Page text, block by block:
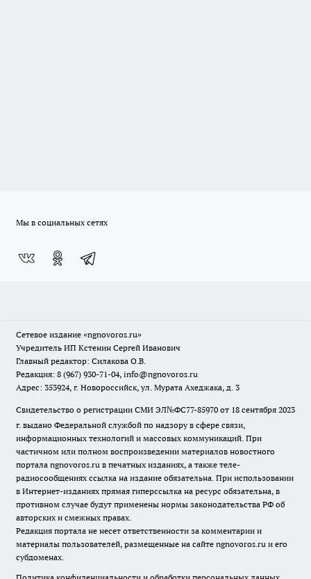
Мы в социальных сетях
Сетевое издание «ngnovoros.ru»
Учредитель ИП Кстенин Сергей Иванович
Главный редактор: Силакова О.В.
Редакция: 8 (967) 930-71-04, info@ngnovoros.ru
Адрес: 353924, г. Новороссийск, ул. Мурата Ахеджака, д. 3
Свидетельство о регистрации СМИ ЭЛ№ФС77-85970 от 18 сентября 2023
г. выдано Федеральной службой по надзору в сфере связи,
информационных технологий и массовых коммуникаций. При
частичном или полном воспроизведении материалов новостного
портала ngnovoros.ru в печатных изданиях, а также теле-
радиосообщениях ссылка на издание обязательна. При использовании
в Интернет-изданиях прямая гиперссылка на ресурс обязательна, в
противном случае будут применены нормы законодательства РФ об
авторских и смежных правах.
Редакция портала не несет ответственности за комментарии и
материалы пользователей, размещенные на сайте ngnovoros.ru и его
субдоменах.